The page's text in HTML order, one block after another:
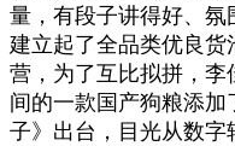
量，有段子讲得好、
建立起了全品类优良
营，为了互比拟拼，
间的一款国产狗粮添
子》出台，目光从数字